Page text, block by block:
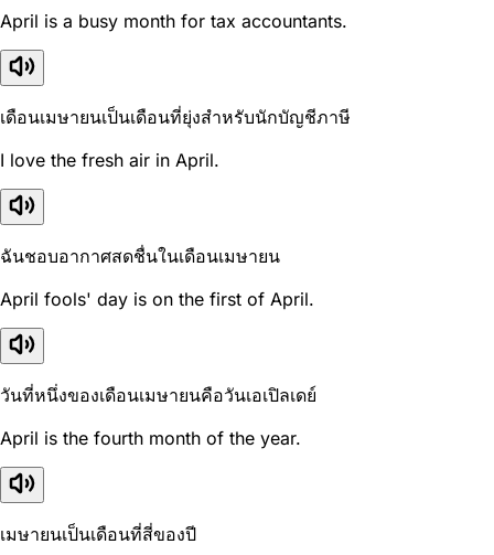
April is a busy month for tax accountants.
เดือนเมษายนเป็นเดือนที่ยุ่งสำหรับนักบัญชีภาษี
I love the fresh air in April.
ฉันชอบอากาศสดชื่นในเดือนเมษายน
April fools' day is on the first of April.
วันที่หนึ่งของเดือนเมษายนคือวันเอเปิลเดย์
April is the fourth month of the year.
เมษายนเป็นเดือนที่สี่ของปี